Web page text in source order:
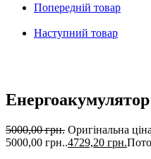
Попередній товар
Наступний товар
5000,00грн. Оригінальна
5000,00 грн..4729,20 грн.